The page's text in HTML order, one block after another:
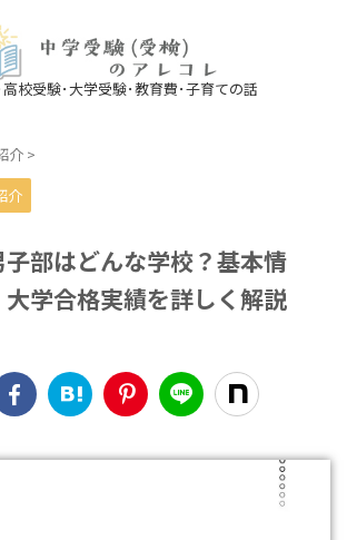
校受験･大学受験･教育費･子育ての話
介 >
介
部はどんな学校？基本情
学合格実績を詳しく解説